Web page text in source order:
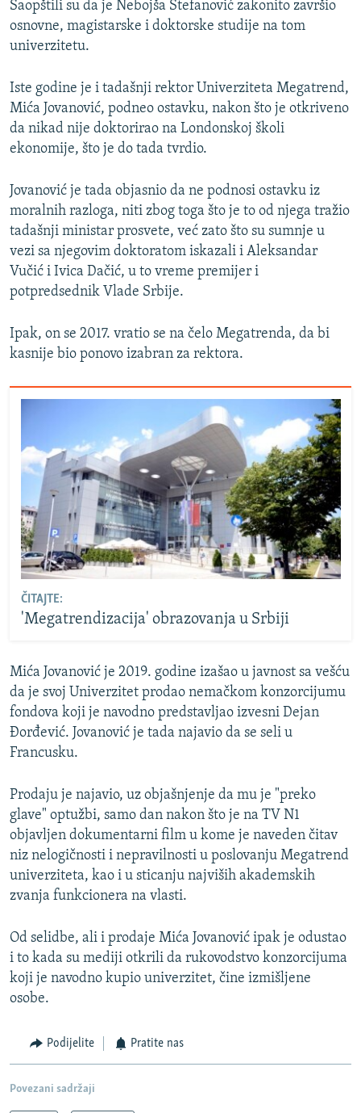
Saopštili su da je Nebojša Stefanović zakonito završio
osnovne, magistarske i doktorske studije na tom
univerzitetu.
Iste godine je i tadašnji rektor Univerziteta Megatrend,
Mića Jovanović, podneo ostavku, nakon što je otkriveno
da nikad nije doktorirao na Londonskoj školi
ekonomije, što je do tada tvrdio.
Jovanović je tada objasnio da ne podnosi ostavku iz
moralnih razloga, niti zbog toga što je to od njega tražio
tadašnji ministar prosvete, već zato što su sumnje u
vezi sa njegovim doktoratom iskazali i Aleksandar
Vučić i Ivica Dačić, u to vreme premijer i
potpredsednik Vlade Srbije.
Ipak, on se 2017. vratio se na čelo Megatrenda, da bi
kasnije bio ponovo izabran za rektora.
ČITAJTE:
'Megatrendizacija' obrazovanja u Srbiji
Mića Jovanović je 2019. godine izašao u javnost sa vešću
da je svoj Univerzitet prodao nemačkom konzorcijumu
fondova koji je navodno predstavljao izvesni Dejan
Đorđević. Jovanović je tada najavio da se seli u
Francusku.
Prodaju je najavio, uz objašnjenje da mu je "preko
glave" optužbi, samo dan nakon što je na TV N1
objavljen dokumentarni film u kome je naveden čitav
niz nelogičnosti i nepravilnosti u poslovanju Megatrend
univerziteta, kao i u sticanju najviših akademskih
zvanja funkcionera na vlasti.
Od selidbe, ali i prodaje Mića Jovanović ipak je odustao
i to kada su mediji otkrili da rukovodstvo konzorcijuma
koji je navodno kupio univerzitet, čine izmišljene
osobe.
Podijelite Pratite nas
Povezani sadržaji